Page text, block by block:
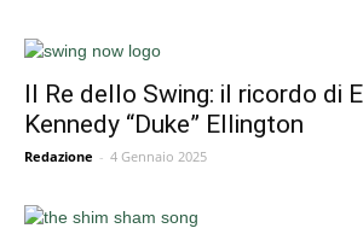
Il Re dello Swing: il ricordo di
Kennedy “Duke” Ellington
Redazione - 4 Gennaio 2025